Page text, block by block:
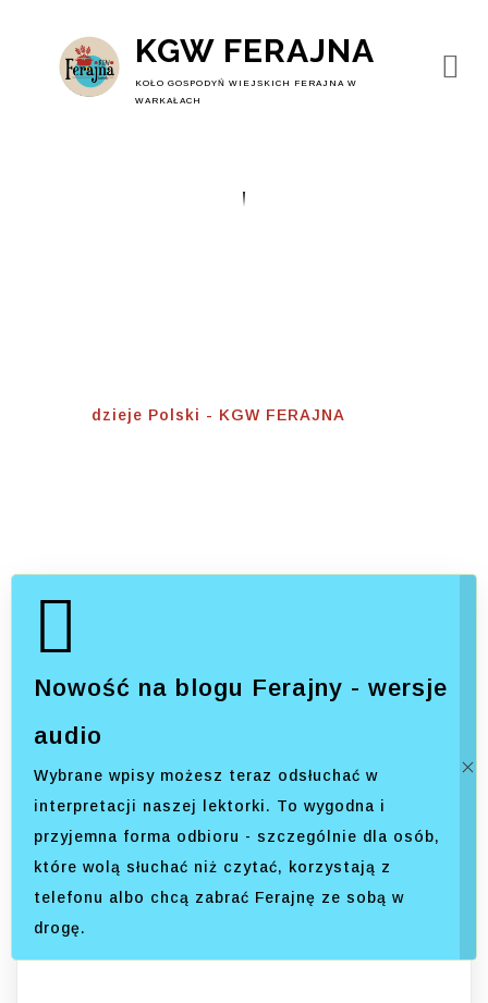
KGW FERAJNA
KOŁO GOSPODYŃ WIEJSKICH FERAJNA W
WARKAŁACH
dzieje Polski - KGW FERAJNA
Nowość na blogu Ferajny - wersje
audio
Wybrane wpisy możesz teraz odsłuchać w
interpretacji naszej lektorki. To wygodna i
przyjemna forma odbioru - szczególnie dla osób,
które wolą słuchać niż czytać, korzystają z
telefonu albo chcą zabrać Ferajnę ze sobą w
drogę.